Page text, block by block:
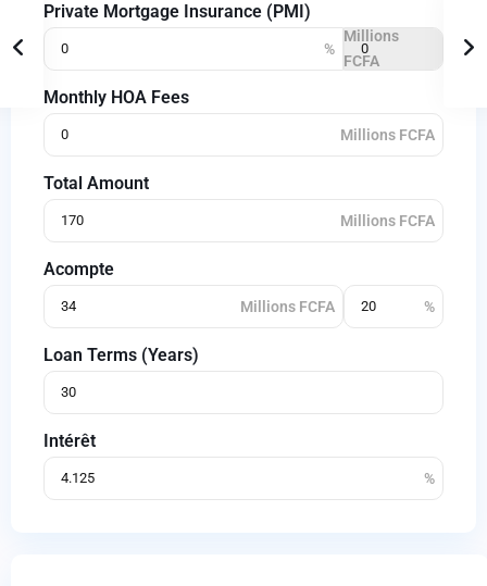
Private Mortgage Insurance (PMI)
Monthly HOA Fees
Total Amount
Acompte
Loan Terms (Years)
Intérêt